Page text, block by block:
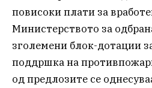
повисоки плати за
Министерството за
зголемени блок-дотации
поддршка на
од предлозите се